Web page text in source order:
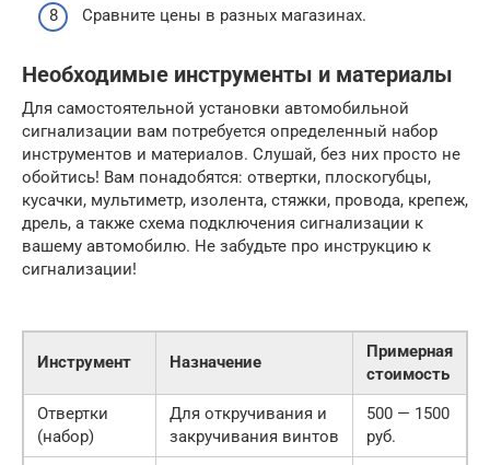
Сравните цены в разных магазинах.
Необходимые инструменты и материалы
Для самостоятельной установки автомобильной
сигнализации вам потребуется определенный набор
инструментов и материалов. Слушай, без них просто не
обойтись! Вам понадобятся: отвертки, плоскогубцы,
кусачки, мультиметр, изолента, стяжки, провода, крепеж,
дрель, а также схема подключения сигнализации к
вашему автомобилю. Не забудьте про инструкцию к
сигнализации!
Инструмент Назначение
Примерная
стоимость
Отвертки
(набор)
Для откручивания и
закручивания винтов
500 — 1500
руб.